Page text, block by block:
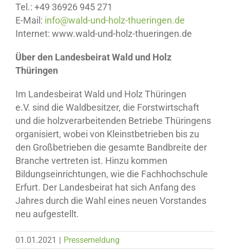
Tel.: +49 36926 945 271
E-Mail: info@wald-und-holz-thueringen.de
Internet: www.wald-und-holz-thueringen.de
Über den Landesbeirat Wald und Holz
Thüringen
Im Landesbeirat Wald und Holz Thüringen
e.V. sind die Waldbesitzer, die Forstwirtschaft
und die holzverarbeitenden Betriebe Thüringens
organisiert, wobei von Kleinstbetrieben bis zu
den Großbetrieben die gesamte Bandbreite der
Branche vertreten ist. Hinzu kommen
Bildungseinrichtungen, wie die Fachhochschule
Erfurt. Der Landesbeirat hat sich Anfang des
Jahres durch die Wahl eines neuen Vorstandes
neu aufgestellt.
01.01.2021 Pressemeldung